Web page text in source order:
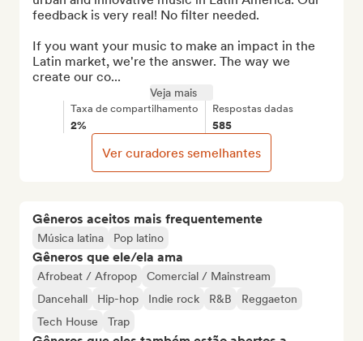
Gêneros aceitos mais frequentemente
Música latina Pop latino
Gêneros que ele/ela ama
Afrobeat / Afropop
Comercial / Mainstream
Dancehall
Hip-hop Indie rock R&B
Reggaeton
Tech House
Trap
feedback is very real! No filter needed.
If you want your music to make an impact in the
Latin market, we're the answer. The way we
create our co...
Veja mais
Taxa de compartilhamento
2%
Respostas dadas
585
Ver curadores semelhantes